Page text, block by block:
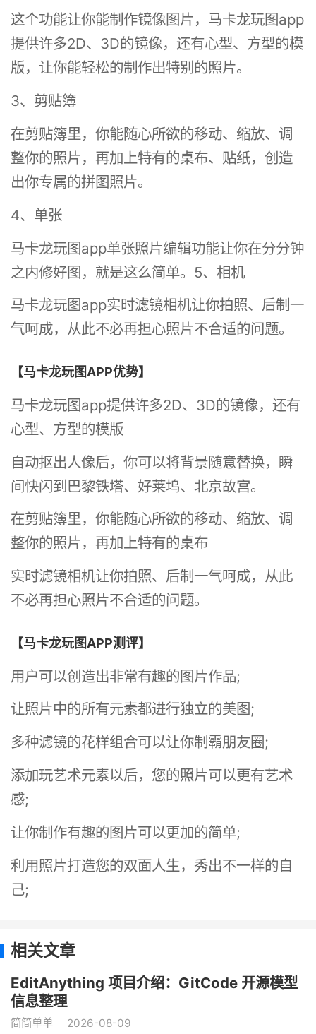
这个功能让你能制作镜像图片，马卡龙玩图app
提供许多2D、3D的镜像，还有心型、方型的模
版，让你能轻松的制作出特别的照片。
3、剪贴簿
在剪贴簿里，你能随心所欲的移动、缩放、调
整你的照片，再加上特有的桌布、贴纸，创造
出你专属的拼图照片。
4、单张
马卡龙玩图app单张照片编辑功能让你在分分钟
之内修好图，就是这么简单。5、相机
马卡龙玩图app实时滤镜相机让你拍照、后制一
气呵成，从此不必再担心照片不合适的问题。
【马卡龙玩图APP优势】
马卡龙玩图app提供许多2D、3D的镜像，还有
心型、方型的模版
自动抠出人像后，你可以将背景随意替换，瞬
间快闪到巴黎铁塔、好莱坞、北京故宫。
在剪贴簿里，你能随心所欲的移动、缩放、调
整你的照片，再加上特有的桌布
实时滤镜相机让你拍照、后制一气呵成，从此
不必再担心照片不合适的问题。
【马卡龙玩图APP测评】
用户可以创造出非常有趣的图片作品;
让照片中的所有元素都进行独立的美图;
多种滤镜的花样组合可以让你制霸朋友圈;
添加玩艺术元素以后，您的照片可以更有艺术
感;
让你制作有趣的图片可以更加的简单;
利用照片打造您的双面人生，秀出不一样的自
己;
相关文章
EditAnything 项目介绍：GitCode 开源模型
信息整理
简简单单 2026-08-09